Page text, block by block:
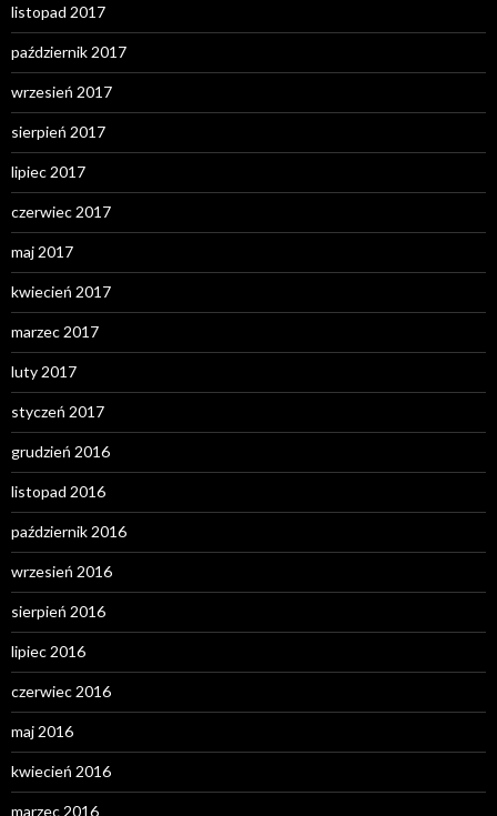
listopad 2017
październik 2017
wrzesień 2017
sierpień 2017
lipiec 2017
czerwiec 2017
maj 2017
kwiecień 2017
marzec 2017
luty 2017
styczeń 2017
grudzień 2016
listopad 2016
październik 2016
wrzesień 2016
sierpień 2016
lipiec 2016
czerwiec 2016
maj 2016
kwiecień 2016
marzec 2016